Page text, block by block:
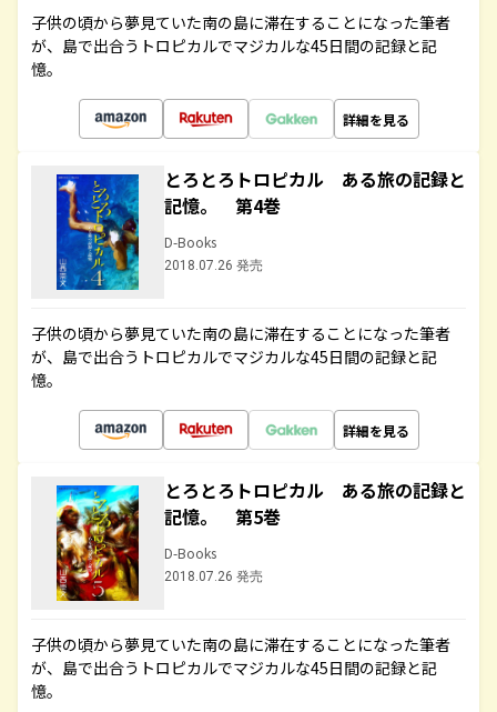
子供の頃から夢見ていた南の島に滞在することになった筆者
が、島で出合うトロピカルでマジカルな45日間の記録と記
憶。
詳細を見る
とろとろトロピカル ある旅の記録と
記憶。 第4巻
D-Books
2018.07.26 発売
子供の頃から夢見ていた南の島に滞在することになった筆者
が、島で出合うトロピカルでマジカルな45日間の記録と記
憶。
詳細を見る
とろとろトロピカル ある旅の記録と
記憶。 第5巻
D-Books
2018.07.26 発売
子供の頃から夢見ていた南の島に滞在することになった筆者
が、島で出合うトロピカルでマジカルな45日間の記録と記
憶。